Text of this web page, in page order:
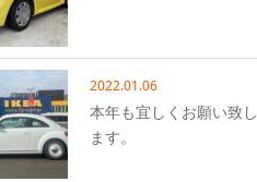
2022.01.06
本年も宜しくお願い致し
ます。